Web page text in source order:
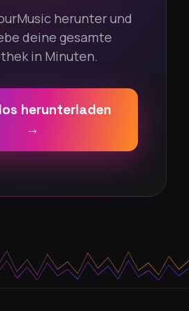
herunter und
deine gesamte
in Minuten.
herunterladen
→